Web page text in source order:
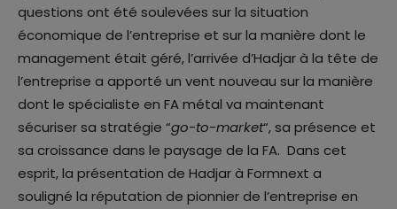
questions ont été soulevées sur la situation
économique de l’entreprise et sur la manière dont le
management était géré, l’arrivée d’Hadjar à la tête de
l’entreprise a apporté un vent nouveau sur la manière
dont le spécialiste en FA métal va maintenant
sécuriser sa stratégie “go-to-market“, sa présence et
sa croissance dans le paysage de la FA. Dans cet
esprit, la présentation de Hadjar à Formnext a
souligné la réputation de pionnier de l’entreprise en